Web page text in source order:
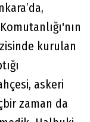
kurulan
askeri
zaman da